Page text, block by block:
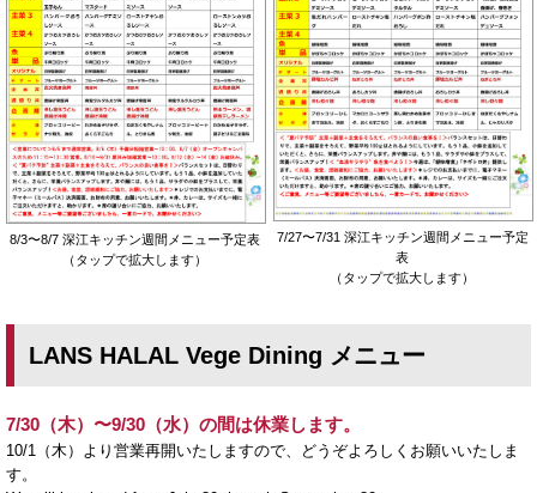
8/3〜8/7 深江キッチン週間メニュー予定表
（タップで拡大します）
7/27〜7/31 深江キッチン週間メニュー予定
表
（タップで拡大します）
LANS HALAL Vege Dining メニュー
7/30（木）〜9/30（水）の間は休業します。
10/1（木）より営業再開いたしますので、どうぞよろしくお願いいたしま
す。